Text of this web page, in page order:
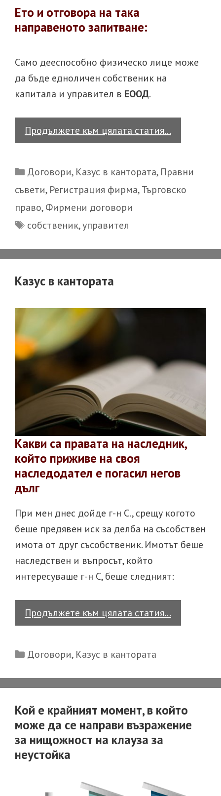
Ето и отговора на така
направеното запитване:
Само дееспособно физическо лице може
да бъде едноличен собственик на
капитала и управител в ЕООД.
Продължете към цялата статия…
в
–
Може
замести
Categories
Договори, Казус в кантората, Правни
съвети, Регистрация фирма,Търговско
право,Фирмени договори
Tags
собственик,управител
Казус в кантората
Какви са правата на наследник,
който приживе на своя
наследодател е погасил негов
дълг
При мен днес дойде г-н С., срещу когото
беше предявен иск за делба на съсобствен
имота от друг съсобственик. Имотът беше
наследствен и въпросът, който
интересуваше г-н С, беше следният:
Продължете към цялата статия…
в
Categories
Договори, Казус в кантората
Кой е крайният момент, в който
може да се направи възражение
за нищожност на клауза за
неустойка